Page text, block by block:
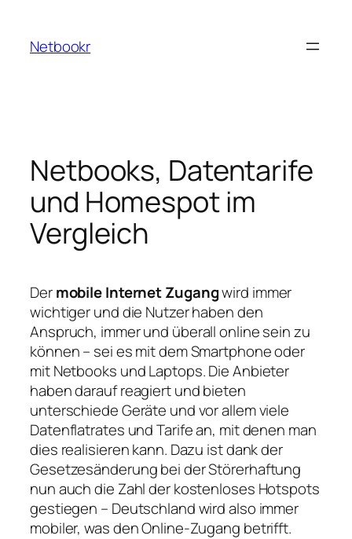
springen
Netbookr
Netbooks, Datentarife
und Homespot im
Vergleich
Dermobile Internet Zugangwird immer
wichtiger und die Nutzer haben den
Anspruch, immer und überall online sein zu
können – sei es mit dem Smartphone oder
mit Netbooks und Laptops. Die Anbieter
haben darauf reagiert und bieten
unterschiede Geräte und vor allem viele
Datenflatrates und Tarife an, mit denen man
dies realisieren kann. Dazu ist dank der
Gesetzesänderung bei der Störerhaftung
nun auch die Zahl der kostenloses Hotspots
gestiegen – Deutschland wird also immer
mobiler, was den Online-Zugang betrifft.